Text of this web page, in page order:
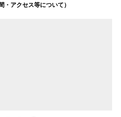
・アクセス等について）